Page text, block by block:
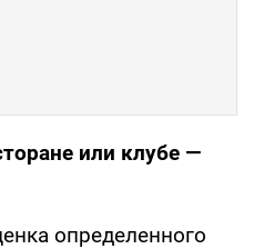
или клубе —
определенного